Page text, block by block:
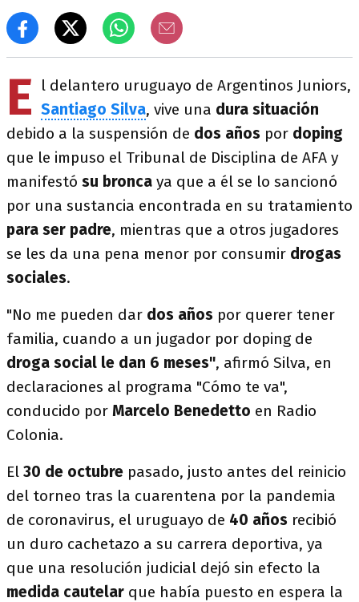
E
l delantero uruguayo de Argentinos Juniors,
Santiago Silva, vive una dura situación
debido a la suspensión de dos años por doping
que le impuso el Tribunal de Disciplina de AFA y
manifestó su bronca ya que a él se lo sancionó
por una sustancia encontrada en su tratamiento
para ser padre, mientras que a otros jugadores
se les da una pena menor por consumir drogas
sociales.
"No me pueden dar dos años por querer tener
familia, cuando a un jugador por doping de
droga social le dan 6 meses", afirmó Silva, en
declaraciones al programa "Cómo te va",
conducido por Marcelo Benedetto en Radio
Colonia.
El 30 de octubre pasado, justo antes del reinicio
del torneo tras la cuarentena por la pandemia
de coronavirus, el uruguayo de 40 años recibió
un duro cachetazo a su carrera deportiva, ya
que una resolución judicial dejó sin efecto la
medida cautelar que había puesto en espera la